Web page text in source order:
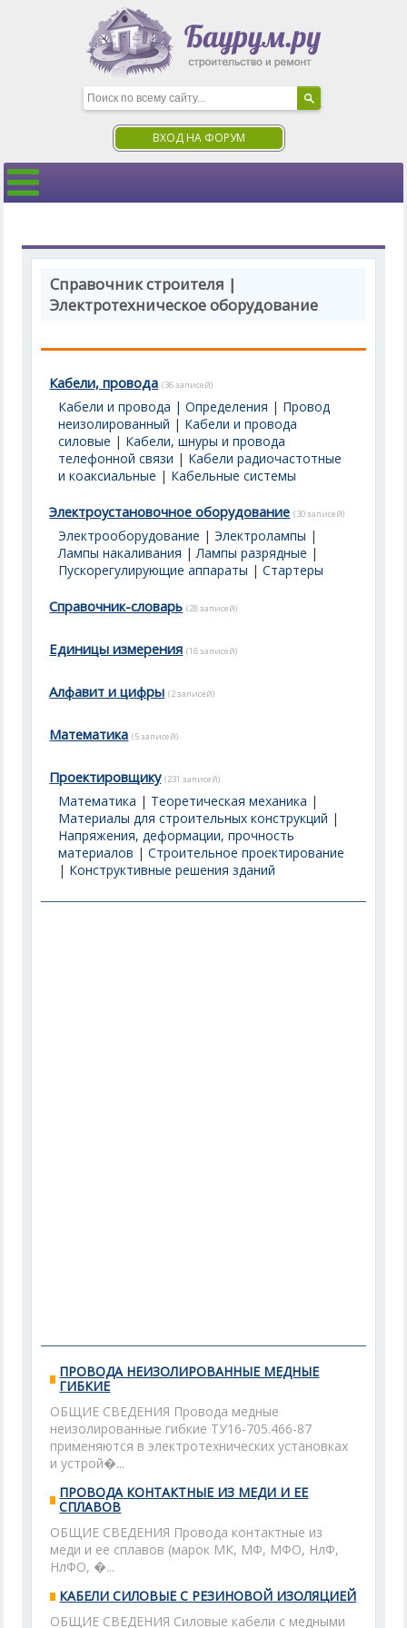
ВХОД НА ФОРУМ
Справочник строителя |
Электротехническое оборудование
Кабели, провода (36 записей)
Кабели и провода | Определения | Провод
неизолированный | Кабели и провода
силовые | Кабели, шнуры и провода
телефонной связи | Кабели радиочастотные
и коаксиальные | Кабельные системы
Электроустановочное оборудование (30 записей)
Электрооборудование |Электролампы |
Лампы накаливания |Лампы разрядные |
Пускорегулирующие аппараты |Стартеры
Справочник-словарь (28 записей)
Единицы измерения (18 записей)
Алфавит и цифры (2 записей)
Математика (5 записей)
Проектировщику (231 записей)
Математика | Теоретическая механика |
Материалы для строительных конструкций |
Напряжения, деформации, прочность
материалов |Строительное проектирование
| Конструктивные решения зданий
ПРОВОДА НЕИЗОЛИРОВАННЫЕ МЕДНЫЕ
ГИБКИЕ
ОБЩИЕ СВЕДЕНИЯ Провода медные
неизолированные гибкие ТУ16-705.466-87
применяются в электротехнических установках
и устрой�...
ПРОВОДА КОНТАКТНЫЕ ИЗ МЕДИ И ЕЕ
СПЛАВОВ
ОБЩИЕ СВЕДЕНИЯ Провода контактные из
меди и ее сплавов (марок МК, МФ, МФО, НлФ,
НлФО, �...
КАБЕЛИ СИЛОВЫЕ С РЕЗИНОВОЙ ИЗОЛЯЦИЕЙ
ОБЩИЕ СВЕДЕНИЯ Силовые кабели с медными